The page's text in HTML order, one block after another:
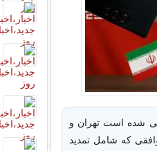
شده است تهران و
که شامل تمدید